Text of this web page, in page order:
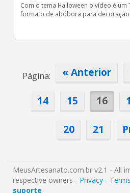
Com o tema Halloween o vídeo é um
formato de abóbora para decoração
Página: « Anterior
14 15 16
20 21
MeusArtesanato.com.br v2.1 - All
respective owners - Privacy -
suporte